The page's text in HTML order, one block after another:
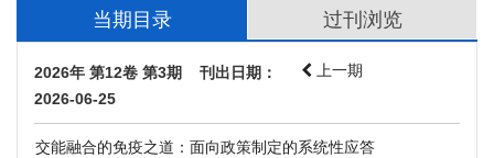
当期目录 过刊浏览
2026年 第12卷 第3期 刊出日期：
2026-06-25
上一期
交能融合的免疫之道：面向政策制定的系统性应答